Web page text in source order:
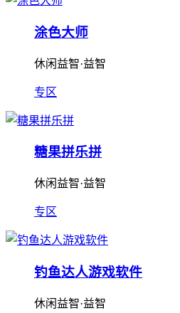
涂色大师
休闲益智·益智
专区
糖果拼乐拼
休闲益智·益智
专区
钓鱼达人游戏软件
休闲益智·益智